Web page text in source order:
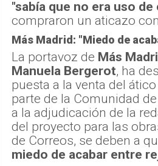
"sabía que no era uso
compraron un aticazo
Más Madrid: "Miedo de
La portavoz de Más
Manuela Bergerot, ha
puesta a la venta del
parte de la Comunidad
a la adjudicación de la
del proyecto para las
de Correos, se deben a
miedo de acabar entre